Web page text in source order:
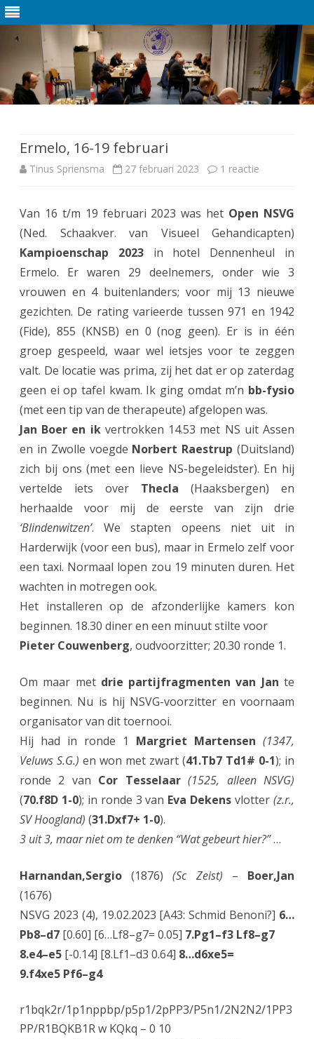
de
inhoud
Ermelo, 16-19 februari
Tinus Spriensma 27 februari 2023 1 reactie
E
m
e
l
,
1
6
1
9
f
b
u
i
Van 16 t/m 19 februari 2023 was het Open NSVG
(Ned. Schaakver. van Visueel Gehandicapten)
Kampioenschap 2023in hotel Dennenheul in
Ermelo. Er waren 29 deelnemers, onder wie 3
vrouwen en 4 buitenlanders; voor mij 13 nieuwe
gezichten. De rating varieerde tussen 971 en 1942
(Fide), 855 (KNSB) en 0 (nog geen). Er is in één
groep gespeeld, waar wel ietsjes voor te zeggen
valt. De locatie was prima, zij het dat er op zaterdag
geen ei op tafel kwam. Ik ging omdat m’n bb-fysio
(met een tip van de therapeute) afgelopen was.
Jan Boer en ikvertrokken 14.53 met NS uit Assen
en in Zwolle voegde Norbert Raestrup (Duitsland)
zich bij ons (met een lieve NS-begeleidster). En hij
vertelde iets over Thecla (Haaksbergen) en
herhaalde voor mij de eerste van zijn drie
‘Blindenwitzen’. We stapten opeens niet uit in
Harderwijk (voor een bus), maar in Ermelo zelf voor
een taxi. Normaal lopen zou 19 minuten duren. Het
wachten in motregen ook.
Het installeren op de afzonderlijke kamers kon
beginnen. 18.30 diner en een minuut stilte voor
Pieter Couwenberg, oudvoorzitter; 20.30 ronde 1.
Om maar met drie partijfragmenten van Jan te
beginnen. Nu is hij NSVG-voorzitter en voornaam
organisator van dit toernooi.
Hij had in ronde 1 Margriet Martensen (1347,
Veluws S.G.) en won met zwart (41.Tb7 Td1# 0-1); in
ronde 2 van Cor Tesselaar (1525, alleen NSVG)
(70.f8D 1-0); in ronde 3 van Eva Dekens vlotter(z.r.,
SV Hoogland) (31.Dxf7+ 1-0).
3 uit 3, maar niet om te denken “Wat gebeurt hier?”…
Harnandan,Sergio (1876)(Sc Zeist) – Boer,Jan
(1676)
NSVG 2023 (4), 19.02.2023 [A43: Schmid Benoni?] 6…
Pb8–d7 [0.60] [6…Lf8–g7= 0.05] 7.Pg1–f3 Lf8–g7
8.e4–e5 [-0.14] [8.Lf1–d3 0.64] 8…d6xe5=
9.f4xe5 Pf6–g4
r1bqk2r/1p1nppbp/p5p1/2pPP3/P5n1/2N2N2/1PP3
PP/R1BQKB1R w KQkq – 0 10